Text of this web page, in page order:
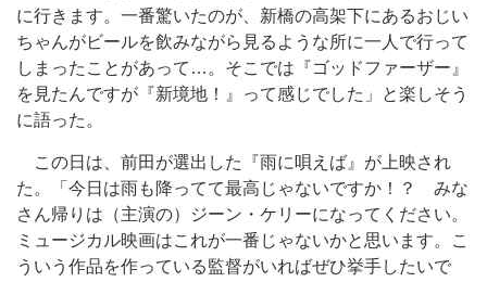
に行きます。一番驚いたのが、新橋の高架下にあるおじい
ちゃんがビールを飲みながら見るような所に一人で行って
しまったことがあって…。そこでは『ゴッドファーザー』
を見たんですが『新境地！』って感じでした」と楽しそう
に語った。
この日は、前田が選出した『雨に唄えば』が上映され
た。「今日は雨も降ってて最高じゃないですか！？ みな
さん帰りは（主演の）ジーン・ケリーになってください。
ミュージカル映画はこれが一番じゃないかと思います。こ
ういう作品を作っている監督がいればぜひ挙手したいで